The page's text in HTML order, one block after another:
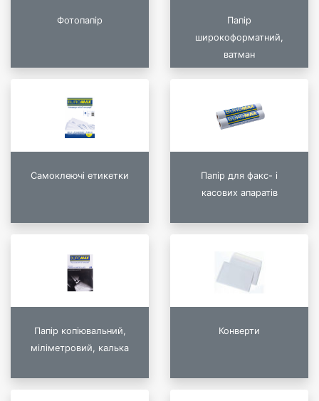
Фотопапір
Папір
широкоформатний,
ватман
Самоклеючі етикетки
Папір для факс- і
касових апаратів
Папір копіювальний,
міліметровий, калька
Конверти